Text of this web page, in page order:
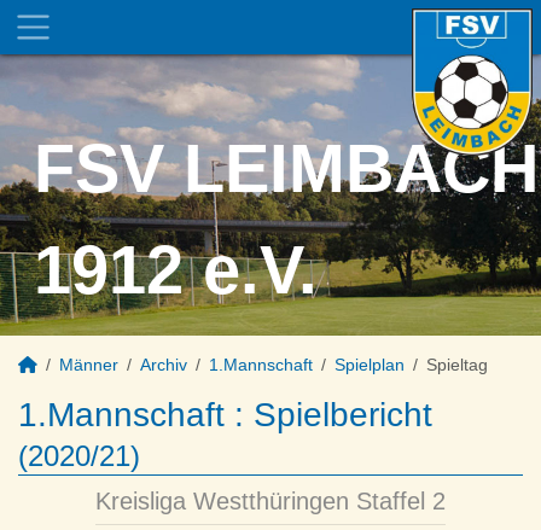
FSV LEIMBACH
1912 e.V.
Männer Archiv 1.Mannschaft Spielplan Spieltag
1.Mannschaft : Spielbericht
(2020/21)
Kreisliga Westthüringen Staffel 2